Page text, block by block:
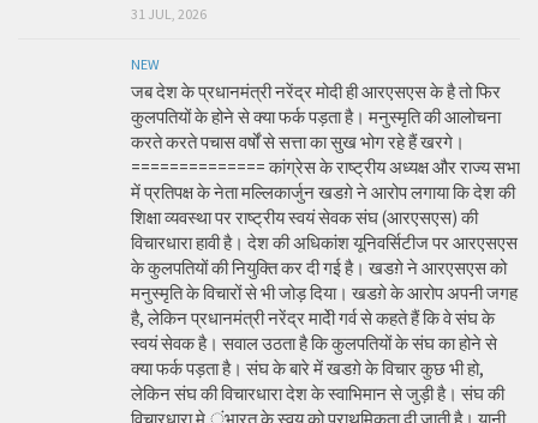
31 JUL, 2026
NEW
जब देश के प्रधानमंत्री नरेंद्र मोदी ही आरएसएस के है तो फिर
कुलपतियों के होने से क्या फर्क पड़ता है। मनुस्मृति की आलोचना
करते करते पचास वर्षों से सत्ता का सुख भोग रहे हैं खरगे।
============== कांग्रेस के राष्ट्रीय अध्यक्ष और राज्य सभा
में प्रतिपक्ष के नेता मल्लिकार्जुन खडग़े ने आरोप लगाया कि देश की
शिक्षा व्यवस्था पर राष्ट्रीय स्वयं सेवक संघ (आरएसएस) की
विचारधारा हावी है। देश की अधिकांश यूनिवर्सिटीज पर आरएसएस
के कुलपतियों की नियुक्ति कर दी गई है। खडग़े ने आरएसएस को
मनुस्मृति के विचारों से भी जोड़ दिया। खडग़े के आरोप अपनी जगह
है, लेकिन प्रधानमंत्री नरेंद्र मादेी गर्व से कहते हैं कि वे संघ के
स्वयं सेवक है। सवाल उठता है कि कुलपतियों के संघ का होने से
क्या फर्क पड़ता है। संघ के बारे में खडग़े के विचार कुछ भी हो,
लेकिन संघ की विचारधारा देश के स्वाभिमान से जुड़ी है। संघ की